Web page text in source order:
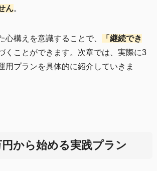
ん。
心構えを意識することで、
「継続でき
くことができます。次章では、実際に3
用プランを具体的に紹介していきま
から始める実践プラン